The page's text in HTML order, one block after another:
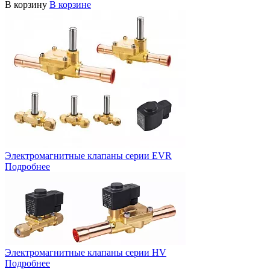
В корзину В корзине
Электромагнитные клапаны серии EVR
Подробнее
Электромагнитные клапаны серии HV
Подробнее